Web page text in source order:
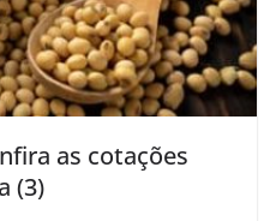
as cotações
(3)